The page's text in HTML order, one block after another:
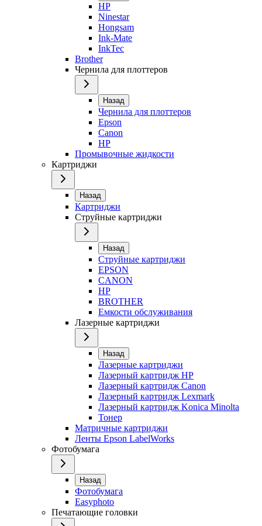
HP
Ninestar
Hongsam
Ink-Mate
InkTec
Brother
Чернила для плоттеров
Назад
Чернила для плоттеров
Epson
Canon
HP
Промывочные жидкости
Картриджи
Назад
Картриджи
Струйные картриджи
Назад
Струйные картриджи
EPSON
CANON
HP
BROTHER
Емкости обслуживания
Лазерные картриджи
Назад
Лазерные картриджи
Лазерный картридж HP
Лазерный картридж Canon
Лазерный картридж Lexmark
Лазерный картридж Konica Minolta
Тонер
Матричные картриджи
Ленты Epson LabelWorks
Фотобумага
Назад
Фотобумага
Easyphoto
Печатающие головки